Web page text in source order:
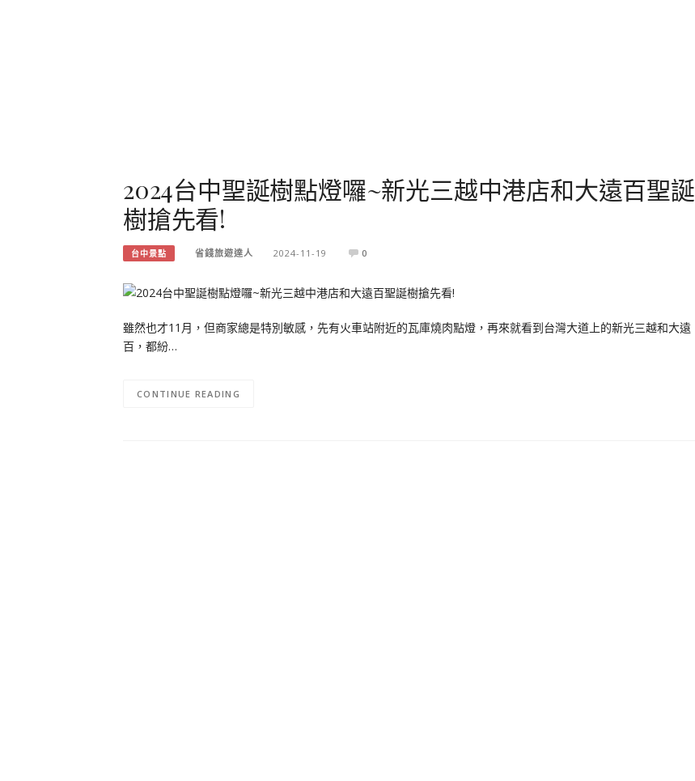
2024台中聖誕樹點燈囉~新光三越中港店和大遠百聖誕
樹搶先看!
台中景點 省錢旅遊達人 2024-11-19 0
雖然也才11月，但商家總是特別敏感，先有火車站附近的瓦庫燒肉點燈，再來就看到台灣大道上的新光三越和大遠
百，都紛…
CONTINUE READING